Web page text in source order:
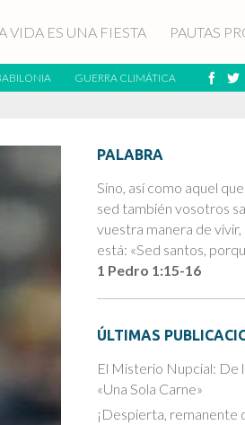
VIDA ES UNA FIESTA PAUTAS
GUERRA CLIMÁTICA
PALABRA
Sino, así como aquel
sed también vosotros
vuestra manera de
está: «Sed santos,
1 Pedro 1:15-16
ÚLTIMAS
El Misterio Nupcial: De
«Una Sola Carne»
¡Despierta, remanente